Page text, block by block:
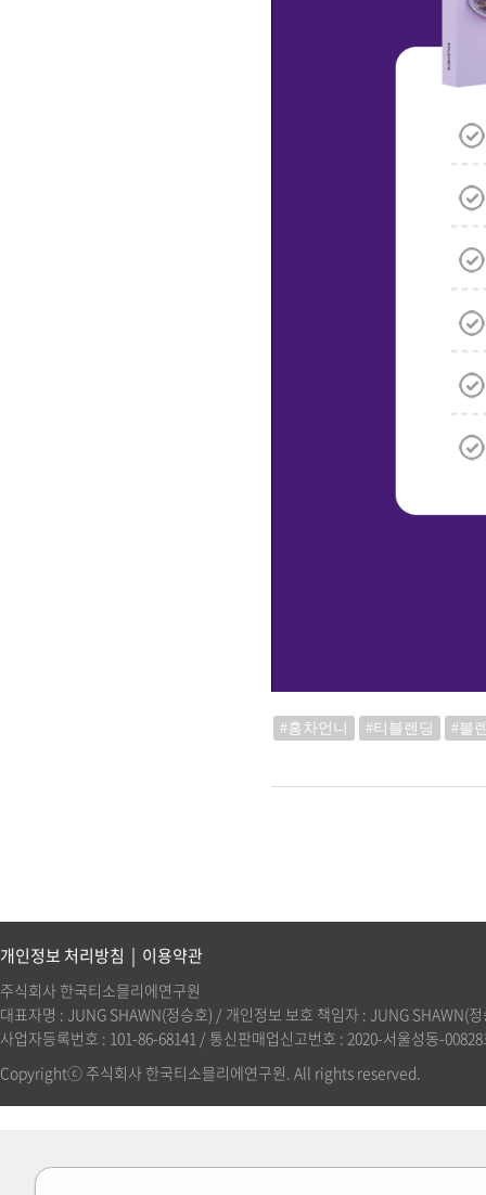
#홍차언니 #티블렌딩 #블
개인정보 처리방침 | 이용약관
주식회사 한국티소믈리에연구원
대표자명 : JUNG SHAWN(정승호) / 개인정보 보호 책임자 : JUNG
사업자등록번호 : 101-86-68141 / 통신판매업신고번호 : 2020-서울성동-
Copyrightⓒ 주식회사 한국티소믈리에연구원. All rights reserved.